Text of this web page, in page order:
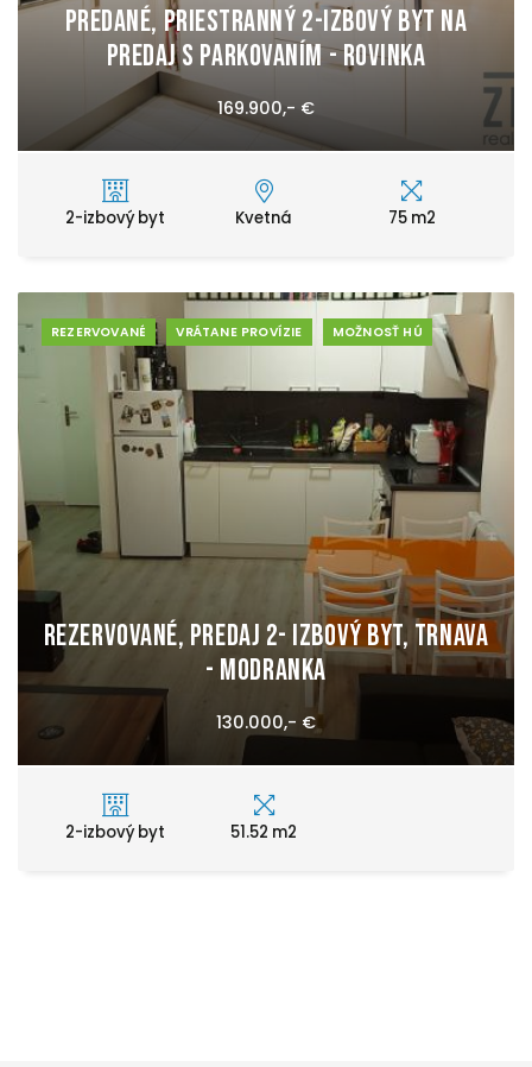
PREDANÉ, Priestranný 2-izbový byt na
predaj s parkovaním - Rovinka
169.900,- €
2-izbový byt Kvetná 75 m2
REZERVOVANÉ VRÁTANE PROVÍZIE MOŽNOSŤ HÚ
REZERVOVANÉ, Predaj 2- izbový byt, Trnava
- Modranka
130.000,- €
2-izbový byt 51.52 m2